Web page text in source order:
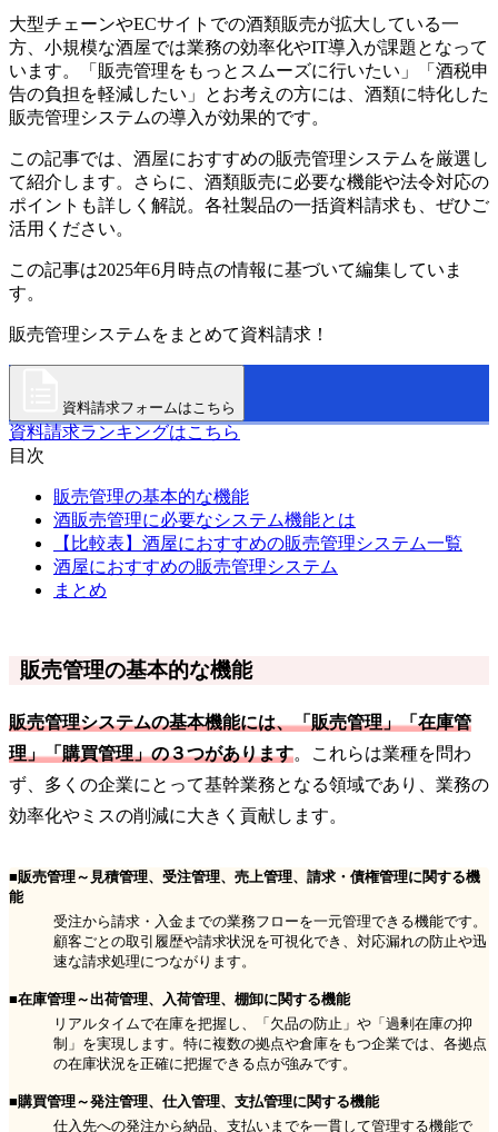
大型チェーンやECサイトでの酒類販売が拡大している一
方、小規模な酒屋では業務の効率化やIT導入が課題となって
います。「販売管理をもっとスムーズに行いたい」「酒税申
告の負担を軽減したい」とお考えの方には、酒類に特化した
販売管理システムの導入が効果的です。
この記事では、酒屋におすすめの販売管理システムを厳選し
て紹介します。さらに、酒類販売に必要な機能や法令対応の
ポイントも詳しく解説。各社製品の一括資料請求も、ぜひご
活用ください。
この記事は2025年6月時点の情報に基づいて編集していま
す。
販売管理システムをまとめて資料請求！
資料請求フォームはこちら
資料請求ランキングはこちら
目次
販売管理の基本的な機能
酒販売管理に必要なシステム機能とは
【比較表】酒屋におすすめの販売管理システム一覧
酒屋におすすめの販売管理システム
まとめ
販売管理の基本的な機能
販売管理システムの基本機能には、「販売管理」「在庫管
理」「購買管理」の３つがあります。これらは業種を問わ
ず、多くの企業にとって基幹業務となる領域であり、業務の
効率化やミスの削減に大きく貢献します。
■販売管理～見積管理、受注管理、売上管理、請求・債権管理に関する機
能
受注から請求・入金までの業務フローを一元管理できる機能です。
顧客ごとの取引履歴や請求状況を可視化でき、対応漏れの防止や迅
速な請求処理につながります。
■在庫管理～出荷管理、入荷管理、棚卸に関する機能
リアルタイムで在庫を把握し、「欠品の防止」や「過剰在庫の抑
制」を実現します。特に複数の拠点や倉庫をもつ企業では、各拠点
の在庫状況を正確に把握できる点が強みです。
■購買管理～発注管理、仕入管理、支払管理に関する機能
仕入先への発注から納品、支払いまでを一貫して管理する機能で